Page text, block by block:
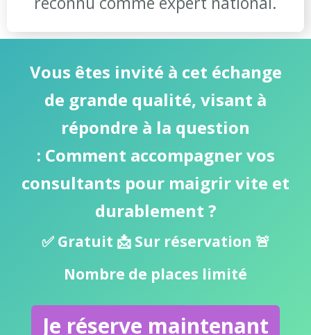
Vous êtes invité à cet échange
de grande qualité, visant à
répondre à la question
: Comment accompagner vos
consultants pour maigrir vite et
durablement ?
✅ Gratuit 📩 Sur réservation 🚨
Nombre de places limité
Je réserve maintenant